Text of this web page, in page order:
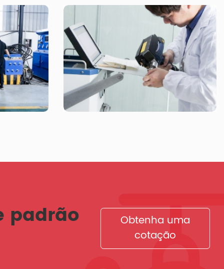
padrão
Obtenha uma
cotação